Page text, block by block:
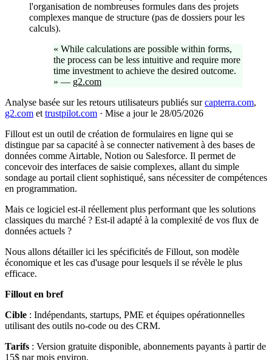
l'organisation de nombreuses formules dans des projets
complexes manque de structure (pas de dossiers pour les
calculs).
« While calculations are possible within forms,
the process can be less intuitive and require more
time investment to achieve the desired outcome.
» — g2.com
Analyse basée sur les retours utilisateurs publiés surcapterra.com,
g2.com et trustpilot.com · Mise a jour le 28/05/2026
Fillout est un outil de création de formulaires en ligne qui se
distingue par sa capacité à se connecter nativement à des bases de
données comme Airtable, Notion ou Salesforce. Il permet de
concevoir des interfaces de saisie complexes, allant du simple
sondage au portail client sophistiqué, sans nécessiter de compétences
en programmation.
Mais ce logiciel est-il réellement plus performant que les solutions
classiques du marché ? Est-il adapté à la complexité de vos flux de
données actuels ?
Nous allons détailler ici les spécificités de Fillout, son modèle
économique et les cas d'usage pour lesquels il se révèle le plus
efficace.
Fillout en bref
Cible : Indépendants, startups, PME et équipes opérationnelles
utilisant des outils no-code ou des CRM.
Tarifs : Version gratuite disponible, abonnements payants à partir de
15$ par mois environ.